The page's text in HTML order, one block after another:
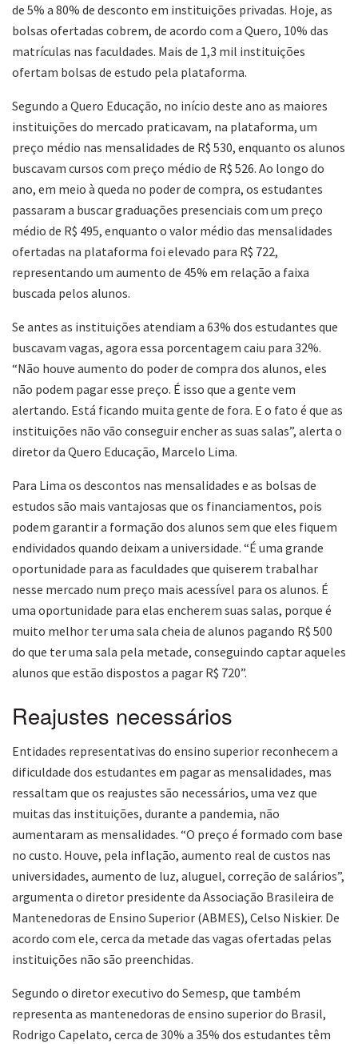
de 5% a 80% de desconto em instituições privadas. Hoje, as
bolsas ofertadas cobrem, de acordo com a Quero, 10% das
matrículas nas faculdades. Mais de 1,3 mil instituições
ofertam bolsas de estudo pela plataforma.
Segundo a Quero Educação, no início deste ano as maiores
instituições do mercado praticavam, na plataforma, um
preço médio nas mensalidades de R$ 530, enquanto os alunos
buscavam cursos com preço médio de R$ 526. Ao longo do
ano, em meio à queda no poder de compra, os estudantes
passaram a buscar graduações presenciais com um preço
médio de R$ 495, enquanto o valor médio das mensalidades
ofertadas na plataforma foi elevado para R$ 722,
representando um aumento de 45% em relação a faixa
buscada pelos alunos.
Se antes as instituições atendiam a 63% dos estudantes que
buscavam vagas, agora essa porcentagem caiu para 32%.
“Não houve aumento do poder de compra dos alunos, eles
não podem pagar esse preço. É isso que a gente vem
alertando. Está ficando muita gente de fora. E o fato é que as
instituições não vão conseguir encher as suas salas”, alerta o
diretor da Quero Educação, Marcelo Lima.
Para Lima os descontos nas mensalidades e as bolsas de
estudos são mais vantajosas que os financiamentos, pois
podem garantir a formação dos alunos sem que eles fiquem
endividados quando deixam a universidade. “É uma grande
oportunidade para as faculdades que quiserem trabalhar
nesse mercado num preço mais acessível para os alunos. É
uma oportunidade para elas encherem suas salas, porque é
muito melhor ter uma sala cheia de alunos pagando R$ 500
do que ter uma sala pela metade, conseguindo captar aqueles
alunos que estão dispostos a pagar R$ 720”.
Reajustes necessários
Entidades representativas do ensino superior reconhecem a
dificuldade dos estudantes em pagar as mensalidades, mas
ressaltam que os reajustes são necessários, uma vez que
muitas das instituições, durante a pandemia, não
aumentaram as mensalidades. “O preço é formado com base
no custo. Houve, pela inflação, aumento real de custos nas
universidades, aumento de luz, aluguel, correção de salários”,
argumenta o diretor presidente da Associação Brasileira de
Mantenedoras de Ensino Superior (ABMES), Celso Niskier. De
acordo com ele, cerca da metade das vagas ofertadas pelas
instituições não são preenchidas.
Segundo o diretor executivo do Semesp, que também
representa as mantenedoras de ensino superior do Brasil,
Rodrigo Capelato, cerca de 30% a 35% dos estudantes têm